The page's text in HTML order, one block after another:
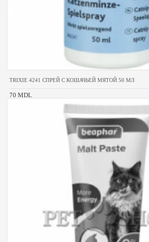
TRIXIE 4241 СПРЕЙ С КОШАЧЬЕЙ МЯТОЙ 50 МЛ
70 MDL